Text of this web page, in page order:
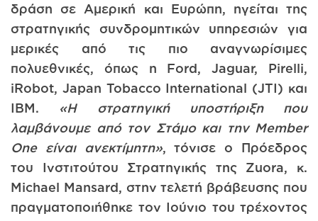
δράση σε Αμερική και Ευρώπη, ηγείται της
στρατηγικής συνδρομητικών υπηρεσιών για
μερικές από τις πιο αναγνωρίσιμες
πολυεθνικές, όπως η Ford, Jaguar, Pirelli,
iRobot, Japan Tobacco International (JTI) και
IBM. «Η στρατηγική υποστήριξη που
λαμβάνουμε από τον Στάμο και την Member
One είναι ανεκτίμητη», τόνισε ο Πρόεδρος
του Ινστιτούτου Στρατηγικής της Zuora, κ.
Michael Mansard, στην τελετή βράβευσης που
πραγματοποιήθηκε τον Ιούνιο του τρέχοντος